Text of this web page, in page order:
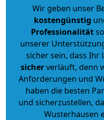
Wir geben unser
kostengünstig
Professionalität
unserer
sicher sein, dass Ihr
sicherverläuft, denn
Anforderungen und
haben die besten
und sicherzustellen,
Wusterhausen